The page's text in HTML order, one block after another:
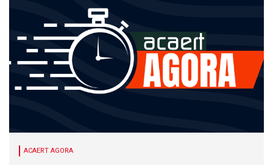
ACAERT AGORA